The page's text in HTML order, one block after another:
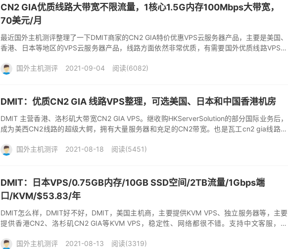
CN2 GIA优质线路大带宽不限流量，1核心1.5G内存100Mbps大带宽，
70美元/月
最近国外主机测评整理了一下DMIT商家的CN2 GIA特价优惠VPS云服务器产品，主要是美国、
香港、日本等地区的VPS云服务器产品，线路方面依然非常优质，有需要国外优质线路VPS云
国外主机测评
2021-09-04 阅读(6082)
DMIT：优质CN2 GIA 线路VPS整理，可选美国、日本和中国香港机房
DMIT 主营香港、洛杉矶大带宽CN2 GIA VPS。继收购HKServerSolution的部分国际业务后，
成为美西CN2线路的超级大鳄，拥有大量服务器和充足的CN2带宽。也是瓦工cn2 gia线路的
国外主机测评
2021-08-18 阅读(5451)
DMIT：日本VPS/0.75GB内存/10GB SSD空间/2TB流量/1Gbps端
口/KVM/$53.83/年
DMIT怎么样，DMIT好不好，DMIT，美国主机商，主要提供KVM VPS、独立服务器等，主要
提供香港CN2、洛杉矶CN2 GIA等KVM VPS，稳定性、网络都很不错。支持中文客服，可
国外主机测评
2021-08-13 阅读(3319)